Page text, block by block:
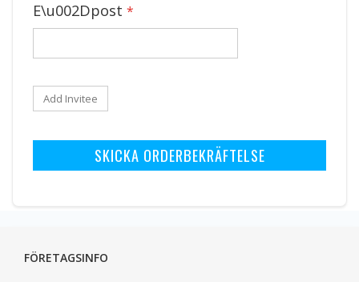
E\u002Dpost
Add Invitee
SKICKA ORDERBEKRÄFTELSE
FÖRETAGSINFO